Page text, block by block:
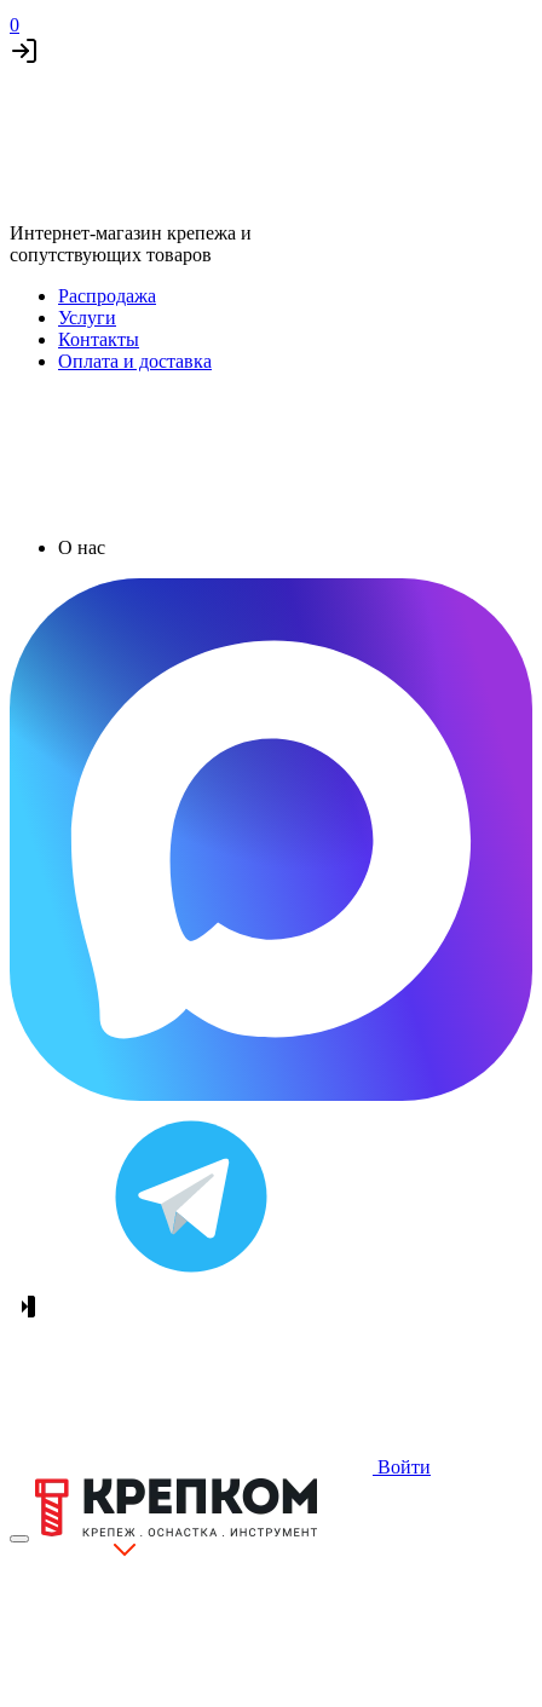
0
Интернет-магазин крепежа и
сопутствующих товаров
Распродажа
Услуги
Контакты
Оплата и доставка
О нас
Войти